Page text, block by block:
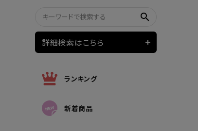
ウェービージェル
ネイルマシン
search
詳細検索はこちら
ランキング
新着商品